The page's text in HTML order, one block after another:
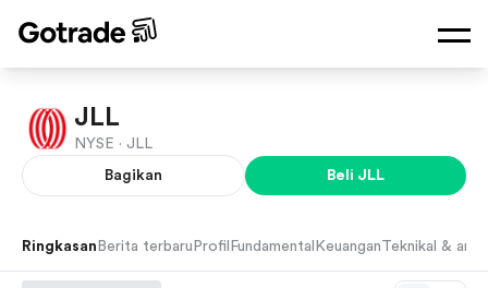
JLL
NYSE · JLL
Bagikan Beli JLL
Ringkasan Berita terbaru Profil Fundamental Keuangan Teknikal &